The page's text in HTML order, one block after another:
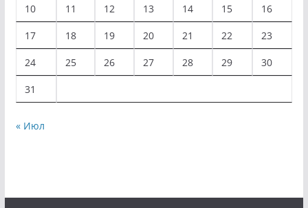
10 11 12 13 14 15 16
17 18 19 20 21 22 23
24 25 26 27 28 29 30
31
« Июл